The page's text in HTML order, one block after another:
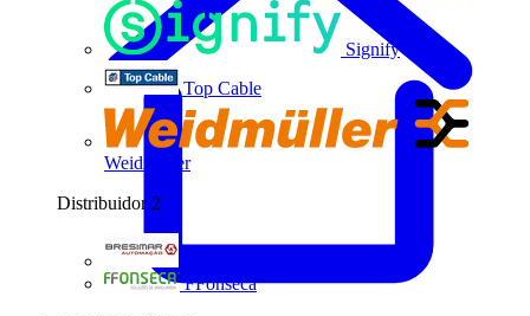
Signify
Top Cable
Weidmüller
Distribuidor 2
FFonseca